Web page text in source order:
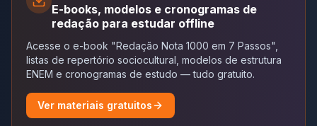
E-books, modelos e cronogramas de
redação para estudar offline
Acesse o e-book "Redação Nota 1000 em 7 Passos",
listas de repertório sociocultural, modelos de estrutura
ENEM e cronogramas de estudo — tudo gratuito.
Ver materiais gratuitos